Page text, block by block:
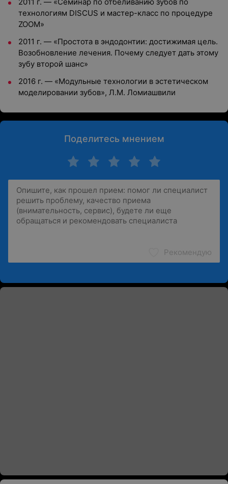
технологиям DISCUS и мастер-класс по процедуре
ZOOM»
2011 г. — «Простота в эндодонтии: достижимая цель.
Возобновление лечения. Почему следует дать этому
зубу второй шанс»
2016 г. — «Модульные технологии в эстетическом
моделировании зубов», Л.М. Ломиашвили
Поделитесь мнением
Рекомендую